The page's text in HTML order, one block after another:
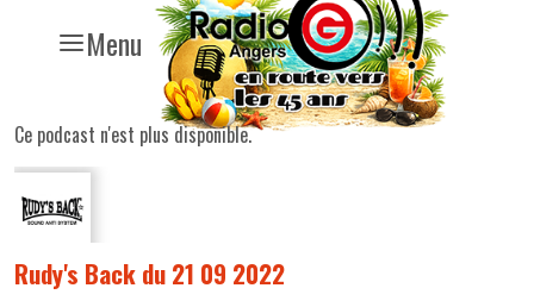
Menu
Ce podcast n'est plus disponible.
Rudy's Back du 21 09 2022